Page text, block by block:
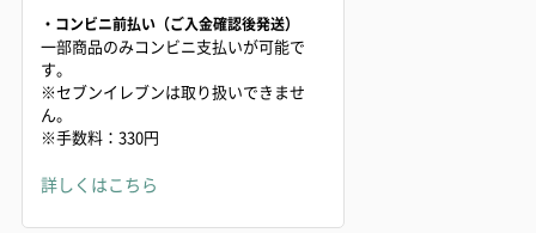
・コンビニ前払い（ご入金確認後発送）
一部商品のみコンビニ支払いが可能で
す。
※セブンイレブンは取り扱いできませ
ん。
※手数料：330円
詳しくはこちら